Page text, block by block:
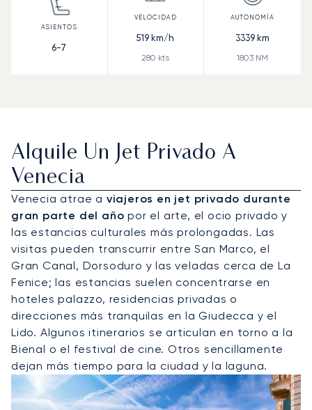
6-7
519 km/h
280 kts
3339 km
1803 NM
Alquile Un Jet Privado A
Venecia
Venecia atrae a viajeros en jet privado durante
gran parte del año por el arte, el ocio privado y
las estancias culturales más prolongadas. Las
visitas pueden transcurrir entre San Marco, el
Gran Canal, Dorsoduro y las veladas cerca de La
Fenice; las estancias suelen concentrarse en
hoteles palazzo, residencias privadas o
direcciones más tranquilas en la Giudecca y el
Lido. Algunos itinerarios se articulan en torno a la
Bienal o el festival de cine. Otros sencillamente
dejan más tiempo para la ciudad y la laguna.